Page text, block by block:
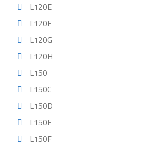
L120E
L120F
L120G
L120H
L150
L150C
L150D
L150E
L150F